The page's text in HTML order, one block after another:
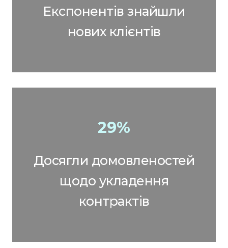
Експонентів знайшли
нових клієнтів
29%
Досягли домовленостей
щодо укладення
контрактів